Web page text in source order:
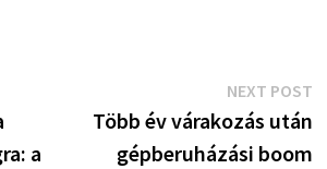
a
NEXT POST
Több év várakozás után
gépberuházási boom